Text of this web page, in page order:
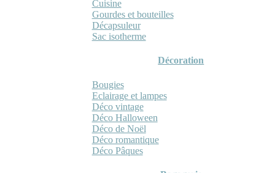
Cuisine
Gourdes et bouteilles
Décapsuleur
Sac isotherme
Décoration
Bougies
Eclairage et lampes
Déco vintage
Déco Halloween
Déco de Noël
Déco romantique
Déco Pâques